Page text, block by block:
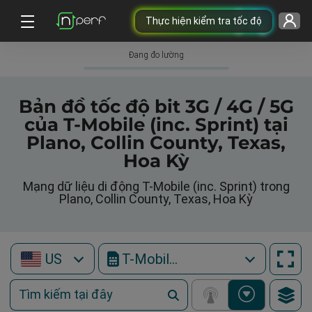
Thực hiện kiểm tra tốc độ
Đang đo lường
Bản đồ tốc độ bit 3G / 4G / 5G
của T-Mobile (inc. Sprint) tại
Plano, Collin County, Texas,
Hoa Kỳ
Mạng dữ liệu di động T-Mobile (inc. Sprint) trong
Plano, Collin County, Texas, Hoa Kỳ
US T-Mobile (inc. Sprint)